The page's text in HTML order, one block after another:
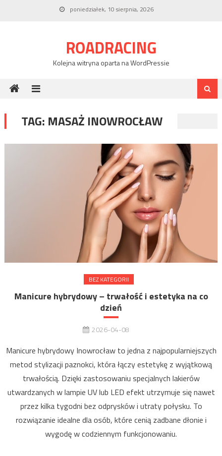
poniedziałek, 10 sierpnia, 2026
ROADRACING
Kolejna witryna oparta na WordPressie
TAG: MASAŻ INOWROCŁAW
BEZ KATEGORII
Manicure hybrydowy – trwałość i estetyka na co
dzień
2026-04-08
Manicure hybrydowy Inowrocław to jedna z najpopularniejszych
metod stylizacji paznokci, która łączy estetykę z wyjątkową
trwałością. Dzięki zastosowaniu specjalnych lakierów
utwardzanych w lampie UV lub LED efekt utrzymuje się nawet
przez kilka tygodni bez odprysków i utraty połysku. To
rozwiązanie idealne dla osób, które cenią zadbane dłonie i
wygodę w codziennym funkcjonowaniu.